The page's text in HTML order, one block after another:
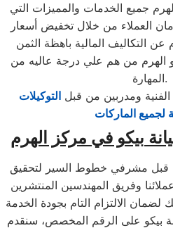
جميع الخدمات والمميزات التي
العملاء من خلال تخفيض أسعار
الهرم من هم علي درجة عاليه من
المهارة.
الفنية ومدربين من قبلالتوكيلات
لجميع الماركات
بيكو في مركز الهرم
قبل مشرفي خطوط السير لتحقيق
وفريق المهندسين المنتشرين
بيكو على الرقم المخصص، سنقدم